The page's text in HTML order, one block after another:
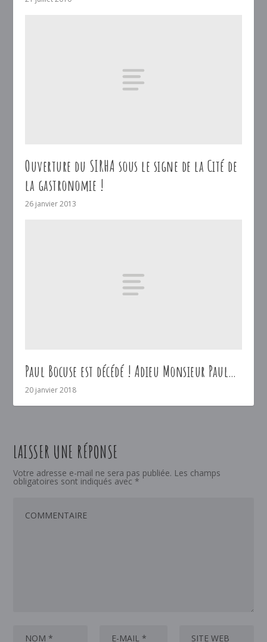
Ouverture du SIRHA sous le signe de la Cité de
la gastronomie !
26 janvier 2013
Paul Bocuse est décédé ! Adieu Monsieur Paul…
20 janvier 2018
LAISSER UNE RÉPONSE
Votre adresse e-mail ne sera pas publiée. Les champs
obligatoires sont indiqués avec *